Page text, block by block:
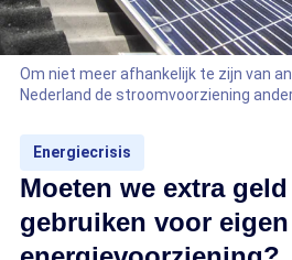
Om niet meer afhankelijk te zijn van
Nederland de stroomvoorziening
Energiecrisis
Moeten we extra
gebruiken voor eigen